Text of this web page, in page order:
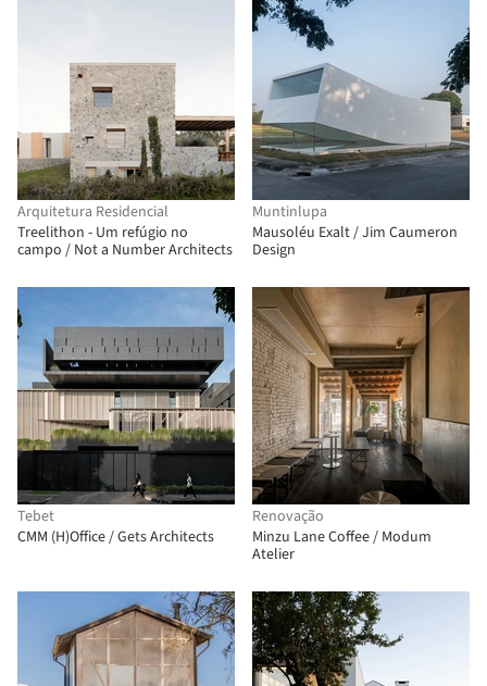
Arquitetura Residencial
Treelithon - Um refúgio no
campo / Not a Number Architects
Muntinlupa
Mausoléu Exalt / Jim Caumeron
Design
Tebet
CMM (H)Office / Gets Architects
Renovação
Minzu Lane Coffee / Modum
Atelier